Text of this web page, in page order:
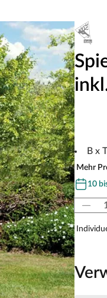
B x
Mehr
10